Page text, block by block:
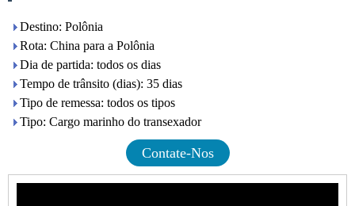
Destino: Polônia
Rota: China para a Polônia
Dia de partida: todos os dias
Tempo de trânsito (dias): 35 dias
Tipo de remessa: todos os tipos
Tipo: Cargo marinho do transexador
Contate-Nos